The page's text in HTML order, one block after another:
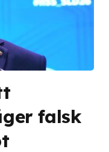
falsk